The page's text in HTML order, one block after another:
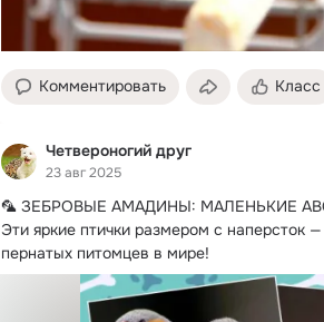
Комментировать Класс
Четвероногий друг
23 авг 2025
🦜 ЗЕБРОВЫЕ АМАДИНЫ: МАЛЕНЬКИЕ
Эти яркие птички размером с наперсток
пернатых питомцев в мире!